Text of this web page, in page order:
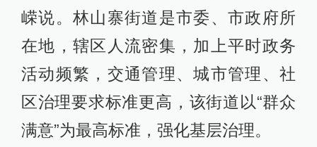
嵘说。林山寨街道是市委、市政府所
在地，辖区人流密集，加上平时政务
活动频繁，交通管理、城市管理、社
区治理要求标准更高，该街道以“群众
满意”为最高标准，强化基层治理。